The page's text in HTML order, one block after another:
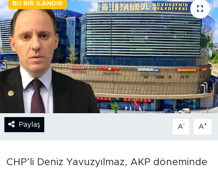
BU BIR İLANDIR
Paylaş A- A+
CHP’li Deniz Yavuzyılmaz, AKP döneminde
RÖPÖRTAJ
ANALİZ
NOSTALJİ
KULİS
YAZARLAR
DİNİ
POLİTİKA